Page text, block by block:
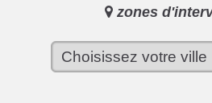
zones